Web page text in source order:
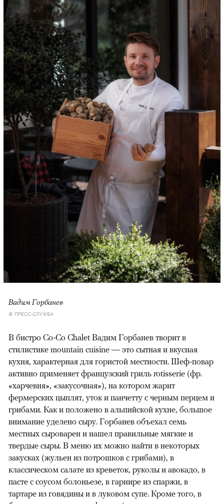
Вадим Горбанев
© ПРЕСС-СЛУЖБА
В бистро Co-Co Chalet Вадим Горбанев творит в
стилистике mountain cuisine — это сытная и вкусная
кухня, характерная для гористой местности. Шеф-повар
активно применяет французский гриль rotisserie (фр.
«харчевня», «закусочная»), на котором жарит
фермерских цыплят, уток и панчетту с черным перцем и
грибами. Как и положено в альпийской кухне, большое
внимание уделено сыру. Горбанев объехал семь
местных сыроварен и нашел правильные мягкие и
твердые сыры. В меню их можно найти в некоторых
закусках (жульен из потрошков с грибами), в
классическом салате из креветок, руколы и авокадо, в
пасте с соусом болоньезе, в гарнире из спаржи, в
тартаре из говядины и в луковом супе. Кроме того, в